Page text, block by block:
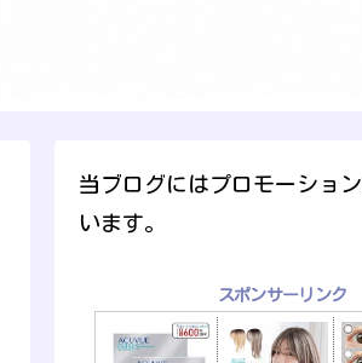
当ブログにはプロモーショ
います。
スポンサーリンク